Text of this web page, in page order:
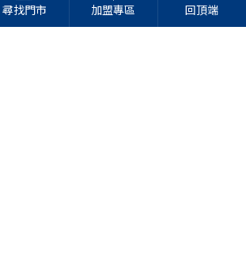
高山青茶專賣店
尋找門市 加盟專區 回頂端